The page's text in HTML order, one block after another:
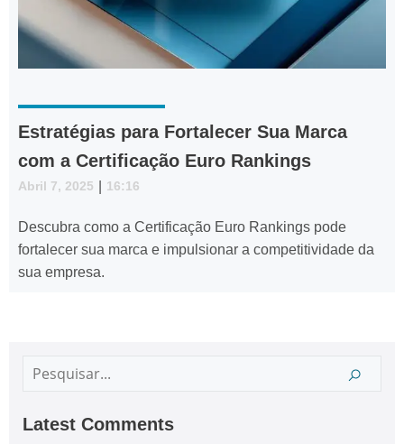
Estratégias para Fortalecer Sua Marca
com a Certificação Euro Rankings
Abril 7, 2025 16:16
Descubra como a Certificação Euro Rankings pode
fortalecer sua marca e impulsionar a competitividade da
sua empresa.
Latest Comments